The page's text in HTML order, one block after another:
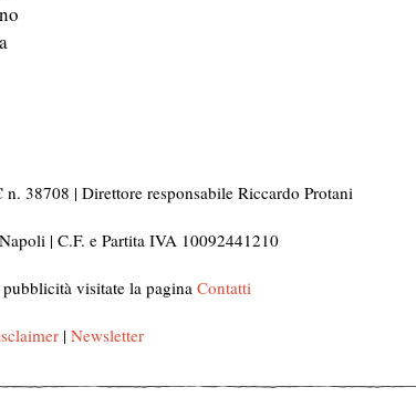
n. 38708 | Direttore responsabile Riccardo Protani
| C.F. e Partita IVA 10092441210
visitate la pagina Contatti
| Newsletter